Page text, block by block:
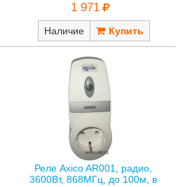
1 971
Наличие
Реле Axico AR001, радио,
3600Вт, 868МГц, до 100м, в